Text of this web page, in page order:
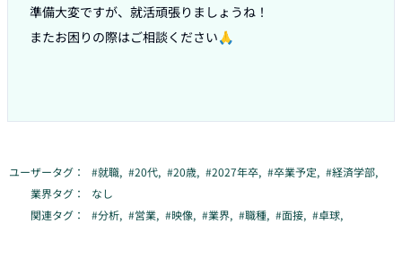
準備大変ですが、就活頑張りましょうね！
またお困りの際はご相談ください🙏
ユーザータグ： #就職, #20代, #20歳, #2027年卒, #卒業予定, #経済学部,
業界タグ：
なし
関連タグ：
#分析, #営業, #映像, #業界, #職種, #面接, #卓球,